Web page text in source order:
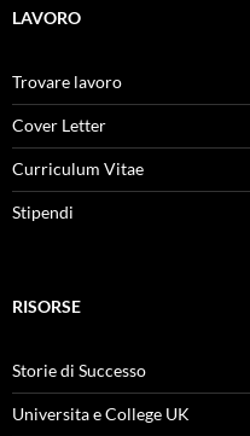
LAVORO
Trovare lavoro
Cover Letter
Curriculum Vitae
Stipendi
RISORSE
Storie di Successo
Universita e College UK